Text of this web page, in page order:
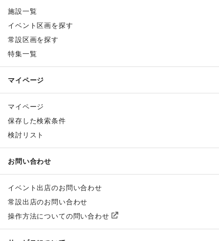
施設一覧
イベント区画を探す
常設区画を探す
特集一覧
マイページ
マイページ
保存した検索条件
検討リスト
お問い合わせ
イベント出店のお問い合わせ
常設出店のお問い合わせ
操作方法についての問い合わせ